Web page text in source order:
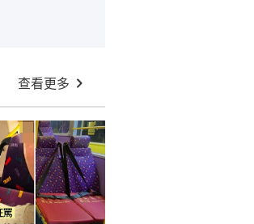
查看更多